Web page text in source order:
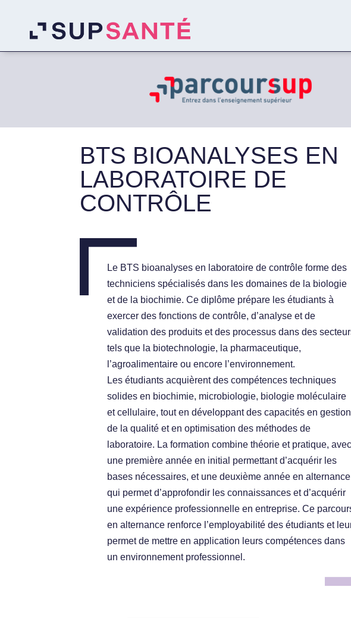
BTS BIOANALYSES EN
LABORATOIRE DE
CONTRÔLE
Le BTS bioanalyses en laboratoire de contrôle forme des
techniciens spécialisés dans les domaines de la biologie
et de la biochimie. Ce diplôme prépare les étudiants à
exercer des fonctions de contrôle, d’analyse et de
validation des produits et des processus dans des
tels que la biotechnologie, la pharmaceutique,
l’agroalimentaire ou encore l’environnement.
Les étudiants acquièrent des compétences techniques
solides en biochimie, microbiologie, biologie moléculaire
et cellulaire, tout en développant des capacités en gestion
de la qualité et en optimisation des méthodes de
laboratoire. La formation combine théorie et pratique, avec
une première année en initial permettant d’acquérir les
bases nécessaires, et une deuxième année en alternance
qui permet d’approfondir les connaissances et d’acquérir
une expérience professionnelle en entreprise. Ce
en alternance renforce l’employabilité des étudiants et
permet de mettre en application leurs compétences dans
un environnement professionnel.